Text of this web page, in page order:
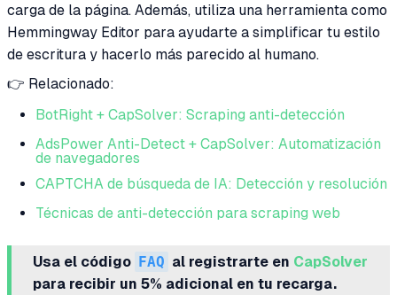
carga de la página. Además, utiliza una herramienta como
Hemmingway Editor para ayudarte a simplificar tu estilo
de escritura y hacerlo más parecido al humano.
👉 Relacionado:
BotRight + CapSolver: Scraping anti-detección
AdsPower Anti-Detect + CapSolver: Automatización
de navegadores
CAPTCHA de búsqueda de IA: Detección y resolución
Técnicas de anti-detección para scraping web
Usa el código FAQ al registrarte en CapSolver
para recibir un 5% adicional en tu recarga.